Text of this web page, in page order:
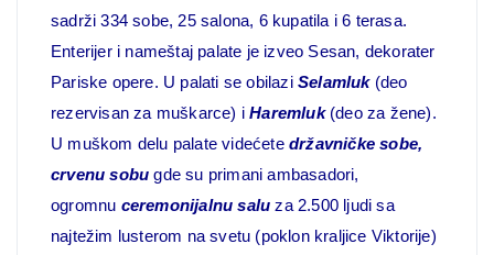
sadrži 334 sobe, 25 salona, 6 kupatila i 6 terasa.
Enterijer i nameštaj palate je izveo Sesan, dekorater
Pariske opere. U palati se obilazi Selamluk(deo
rezervisan za muškarce) iHaremluk(deo za žene).
U muškom delu palate videćete državničke sobe,
crvenu sobu gde su primani ambasadori,
ogromnu ceremonijalnu salu za 2.500 ljudi sa
najtežim lusterom na svetu (poklon kraljice Viktorije)